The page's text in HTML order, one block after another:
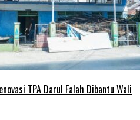
TPA Darul Falah Dibantu Wali